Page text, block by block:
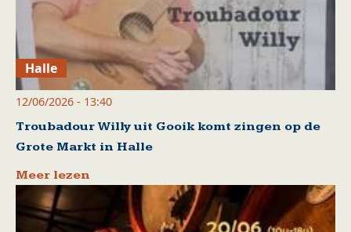
Halle
12/06/2026 - 13:40
Troubadour Willy uit Gooik komt zingen op de
Grote Markt in Halle
Meer lezen